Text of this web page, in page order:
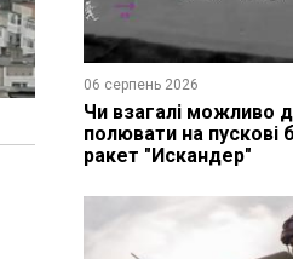
06 серпень 2026
Чи взагалі можливо
полювати на пускові
ракет "Искандер"